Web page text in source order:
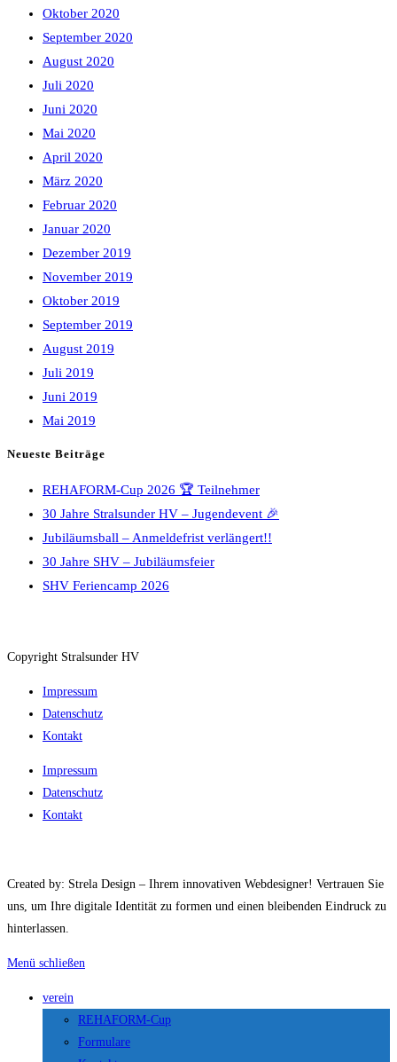
Oktober 2020
September 2020
August 2020
Juli 2020
Juni 2020
Mai 2020
April 2020
März 2020
Februar 2020
Januar 2020
Dezember 2019
November 2019
Oktober 2019
September 2019
August 2019
Juli 2019
Juni 2019
Mai 2019
Neueste Beiträge
REHAFORM-Cup 2026 🏆 Teilnehmer
30 Jahre Stralsunder HV – Jugendevent 🎉
Jubiläumsball – Anmeldefrist verlängert!!
30 Jahre SHV – Jubiläumsfeier
SHV Feriencamp 2026
Copyright Stralsunder HV
Impressum
Datenschutz
Kontakt
Impressum
Datenschutz
Kontakt
Created by: Strela Design – Ihrem innovativen Webdesigner! Vertrauen Sie
uns, um Ihre digitale Identität zu formen und einen bleibenden Eindruck zu
hinterlassen.
Menü schließen
verein
REHAFORM-Cup
Formulare